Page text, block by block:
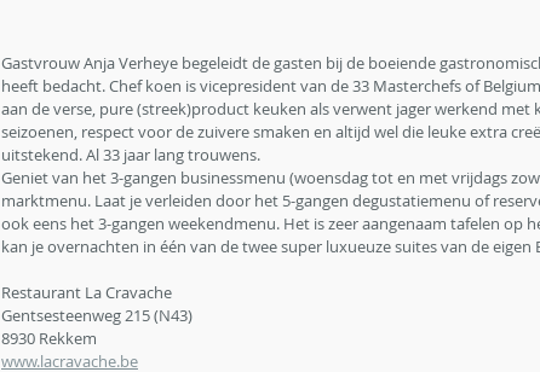
Gastvrouw Anja Verheye begeleidt de gasten bij de boeiende
heeft bedacht. Chef koen is vicepresident van de 33 Masterchefs of
aan de verse, pure (streek)product keuken als verwent jager werkend
seizoenen, respect voor de zuivere smaken en altijd wel die leuke extra
uitstekend. Al 33 jaar lang trouwens.
Geniet van het 3-gangen businessmenu (woensdag tot en met vrijdags
marktmenu. Laat je verleiden door het 5-gangen degustatiemenu of
ook eens het 3-gangen weekendmenu. Het is zeer aangenaam tafelen op
kan je overnachten in één van de twee super luxueuze suites van de eigen
Restaurant La Cravache
Gentsesteenweg 215 (N43)
8930 Rekkem
www.lacravache.be